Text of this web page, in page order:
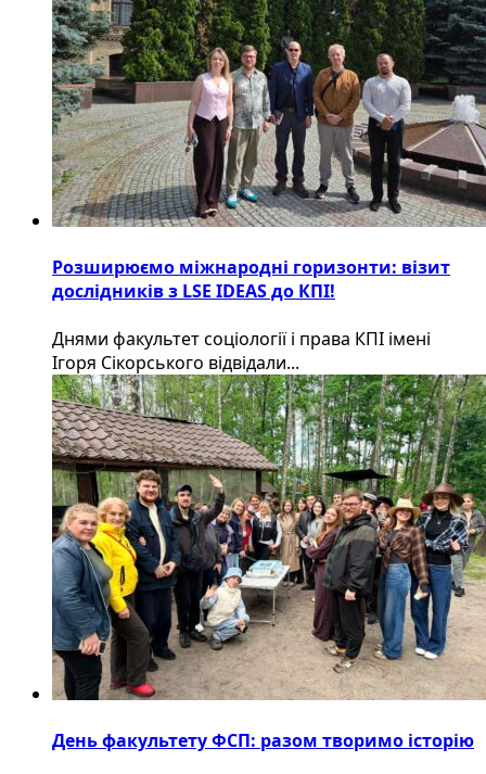
Розширюємо міжнародні горизонти: візит
дослідників з LSE IDEAS до КПІ!
Днями факультет соціології і права КПІ імені
Ігоря Сікорського відвідали...
День факультету ФСП: разом творимо історію